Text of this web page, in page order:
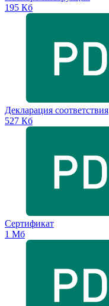
195 Кб
Декларация соответствия
527 Кб
Сертификат
1 Мб